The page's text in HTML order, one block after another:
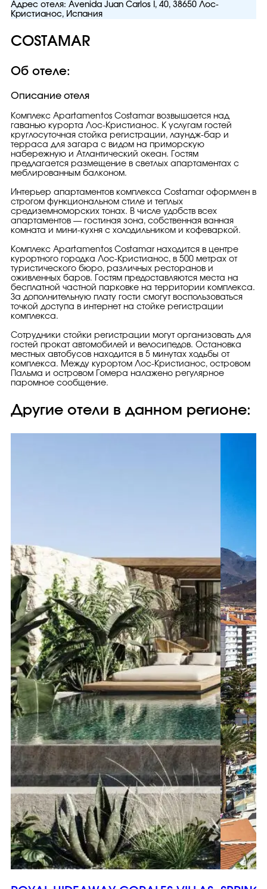
Адрес отеля: Avenida Juan Carlos I, 40, 38650 Лос-
Кристианос, Испания
COSTAMAR
Об отеле:
Описание отеля
Комплекс Apartamentos Costamar возвышается над
гаванью курорта Лос-Кристианос. К услугам гостей
круглосуточная стойка регистрации, лаундж-бар и
терраса для загара с видом на приморскую
набережную и Атлантический океан. Гостям
предлагается размещение в светлых апартаментах с
меблированным балконом.
Интерьер апартаментов комплекса Costamar оформлен в
строгом функциональном стиле и теплых
средиземноморских тонах. В числе удобств всех
апартаментов — гостиная зона, собственная ванная
комната и мини-кухня с холодильником и кофеваркой.
Комплекс Apartamentos Costamar находится в центре
курортного городка Лос-Кристианос, в 500 метрах от
туристического бюро, различных ресторанов и
оживленных баров. Гостям предоставляются места на
бесплатной частной парковке на территории комплекса.
За дополнительную плату гости смогут воспользоваться
точкой доступа в интернет на стойке регистрации
комплекса.
Сотрудники стойки регистрации могут организовать для
гостей прокат автомобилей и велосипедов. Остановка
местных автобусов находится в 5 минутах ходьбы от
комплекса. Между курортом Лос-Кристианос, островом
Пальма и островом Гомера налажено регулярное
паромное сообщение.
Другие отели в данном регионе: